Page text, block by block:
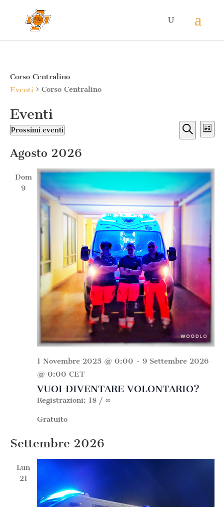
Corso Centralino
Eventi
Corso Centralino
Eventi
Eventi
viste
Cerca
Lista
Prossimi eventi
la
Agosto 2026
Dom
9
VUOI DIVENTARE VOLONTARIO?
1 Novembre 2025 @ 0:00 - 9 Settembre 2026
@ 0:00 CET
Registrazioni: 18 / ∞
Gratuito
Settembre 2026
Lun
21